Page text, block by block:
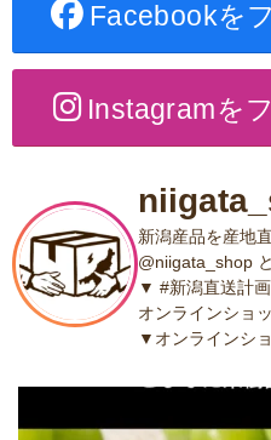
Facebookを
Instagramを
新潟産品を産地
@niigata_shop
▼ #新潟直送計
オンラインショ
▼オンラインシ